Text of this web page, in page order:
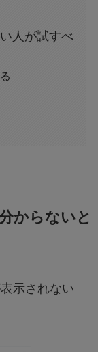
人が試すべ
からないと
示されない